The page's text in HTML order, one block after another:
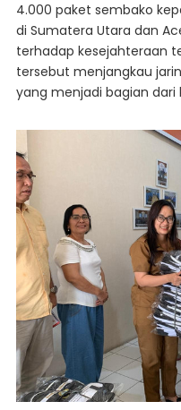
4.000 paket sembako
di Sumatera Utara dan
terhadap kesejahteraan
tersebut menjangkau
yang menjadi bagian dari